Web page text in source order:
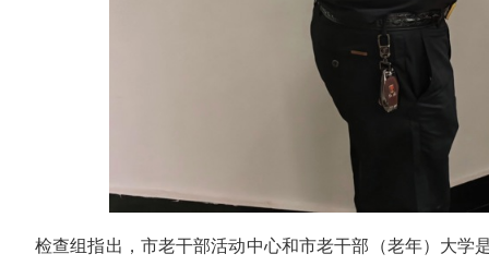
检查组指出，市老干部活动中心和市老干部（老年）大学